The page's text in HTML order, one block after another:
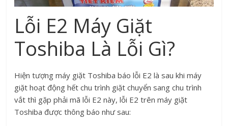
Lỗi E2 Máy Giặt
Toshiba Là Lỗi Gì?
Hiện tượng máy giặt Toshiba báo lỗi E2 là sau khi máy
giặt hoạt động hết chu trình giặt chuyển sang chu trình
vắt thì gặp phải mã lỗi E2 này, lỗi E2 trên máy giặt
Toshiba được thông báo như sau: